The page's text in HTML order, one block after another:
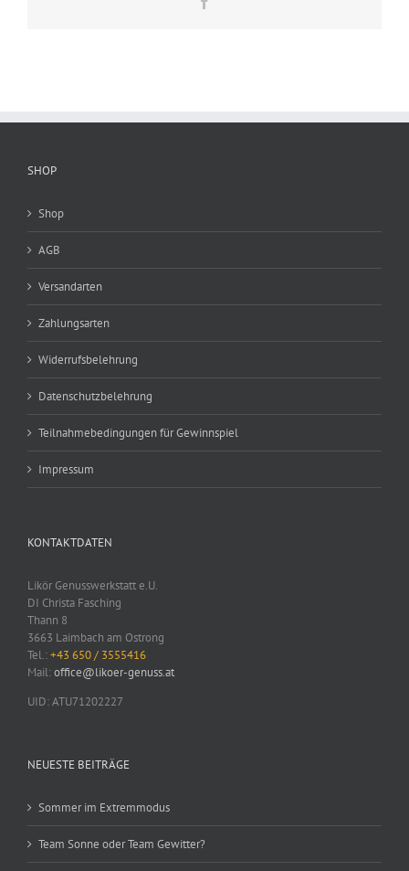
SHOP
Shop
AGB
Versandarten
Zahlungsarten
Widerrufsbelehrung
Datenschutzbelehrung
Teilnahmebedingungen für Gewinnspiel
Impressum
KONTAKTDATEN
Likör Genusswerkstatt e.U.
DI Christa Fasching
Thann 8
3663 Laimbach am Ostrong
Tel.:+43 650 / 3555416
Mail:office@likoer-genuss.at
UID: ATU71202227
NEUESTE BEITRÄGE
Sommer im Extremmodus
Team Sonne oder Team Gewitter?